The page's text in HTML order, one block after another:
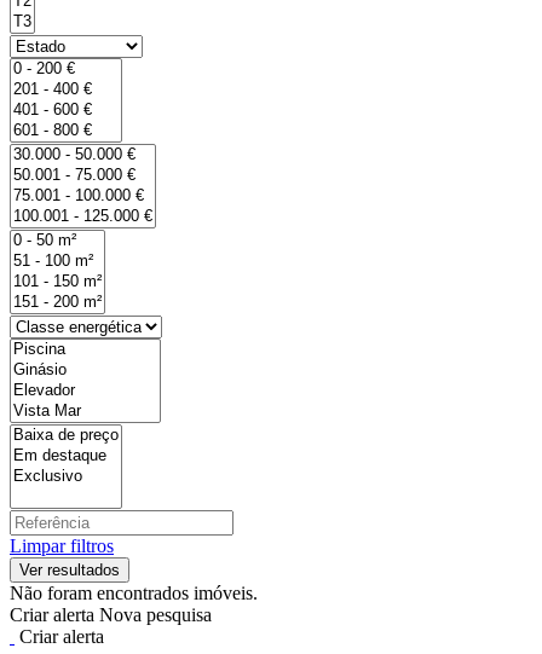
Limpar filtros
Não foram encontrados imóveis.
Criar alerta Nova pesquisa
Criar alerta